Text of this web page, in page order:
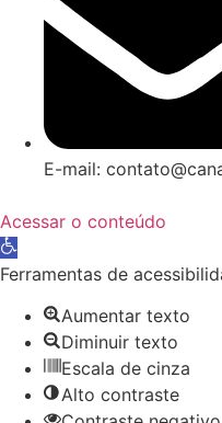
E-mail:
Acessar o conteúdo
Abrir a barra de
Ferramentas de
Aumentar texto
Diminuir texto
Escala de cinza
Alto contraste